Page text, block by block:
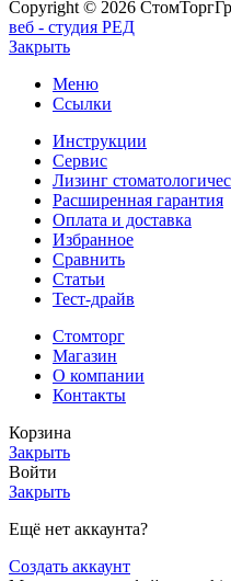
Copyright © 2026
веб - студия РЕД
Закрыть
Меню
Ссылки
Инструкции
Сервис
Лизинг
Расширенная гарантия
Оплата и доставка
Избранное
Сравнить
Статьи
Тест-драйв
Стомторг
Магазин
О компании
Контакты
Корзина
Закрыть
Войти
Закрыть
Ещё нет аккаунта?
Создать аккаунт